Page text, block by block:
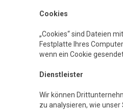
Cookies
„Cookies“ sind Dateien
Festplatte Ihres
wenn ein Cookie
Dienstleister
Wir können
zu analysieren, wie